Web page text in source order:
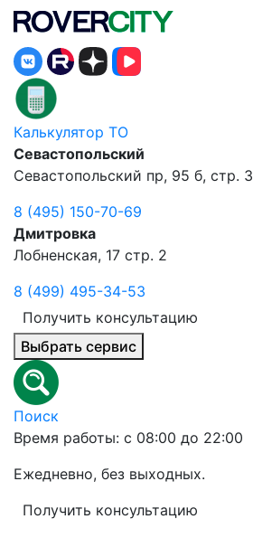
Калькулятор ТО
Севастопольский
Севастопольский пр, 95 б, стр. 3
8 (495) 150-70-69
Дмитровка
Лобненская, 17 стр. 2
8 (499) 495-34-53
Получить консультацию
Выбрать сервис
Поиск
Время работы: с 08:00 до 22:00
Ежедневно, без выходных.
Получить консультацию